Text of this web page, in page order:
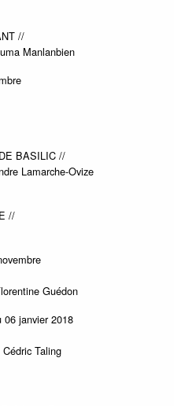
//
Manlanbien
BASILIC //
Lamarche-Ovize
//
Guédon
06 janvier 2018
Taling